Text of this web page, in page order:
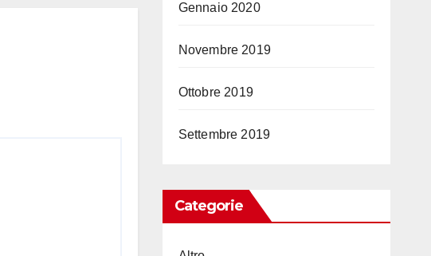
Gennaio 2020
Novembre 2019
Ottobre 2019
Settembre 2019
Categorie